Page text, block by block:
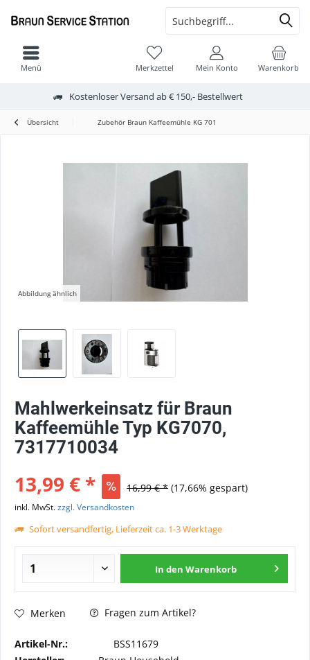
Kostenloser Versand ab € 150,- Bestellwert
Warenkorb
Merkzettel Mein Konto
Menü
Übersicht Zubehör Braun Kaffeemühle KG 701
Abbildung ähnlich
Mahlwerkeinsatz für Braun
Kaffeemühle Typ KG7070,
7317710034
13,99 € * 16,99 € * (17,66% gespart)
inkl. MwSt.zzgl. Versandkosten
Sofort versandfertig, Lieferzeit ca. 1-3 Werktage
In den Warenkorb
Merken Fragen zum Artikel?
Artikel-Nr.:
BSS11679